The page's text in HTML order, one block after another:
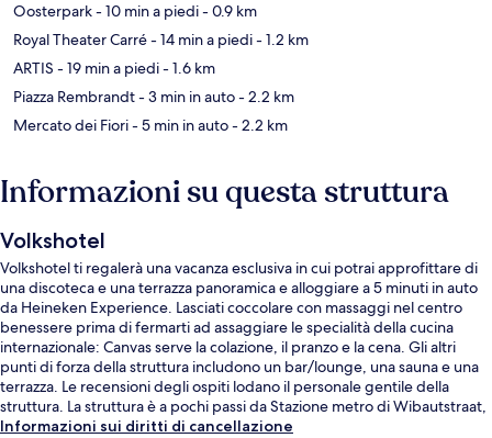
Oosterpark- 10 min a piedi- 0.9 km
Royal Theater Carré- 14 min a piedi- 1.2 km
ARTIS - 19 min a piedi- 1.6 km
Piazza Rembrandt- 3 min in auto- 2.2 km
Mercato dei Fiori- 5 min in auto- 2.2 km
Informazioni su questa struttura
Volkshotel
Volkshotel ti regalerà una vacanza esclusiva in cui potrai approfittare di
una discoteca e una terrazza panoramica e alloggiare a 5 minuti in auto
da Heineken Experience. Lasciati coccolare con massaggi nel centro
benessere prima di fermarti ad assaggiare le specialità della cucina
internazionale: Canvas serve la colazione, il pranzo e la cena. Gli altri
punti di forza della struttura includono un bar/lounge, una sauna e una
terrazza. Le recensioni degli ospiti lodano il personale gentile della
struttura. La struttura è a pochi passi da Stazione metro di Wibautstraat,
mentre Stazione metro di Wibautstraat si trova a 6 min a piedi.
Informazioni sui diritti di cancellazione